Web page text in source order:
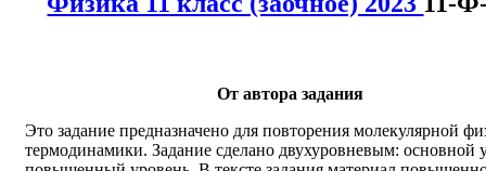
От автора задания
Это задание предназначено для повторения молекулярной
термодинамики. Задание сделано двухуровневым: основной